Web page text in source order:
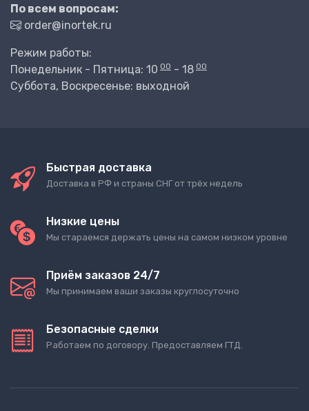
По всем вопросам:
order@inortek.ru
Режим работы:
Понедельник - Пятница: 10 00 - 18 00
Суббота, Воскресенье: выходной
Быстрая доставка
Доставка в РФ и страны СНГ от трёх недель
Низкие цены
Мы стараемся держать цены на самом низком уровне
Приём заказов 24/7
Мы принимаем ваши заказы круглосуточно
Безопасные сделки
Работаем по договору. Предоставляем ГТД.